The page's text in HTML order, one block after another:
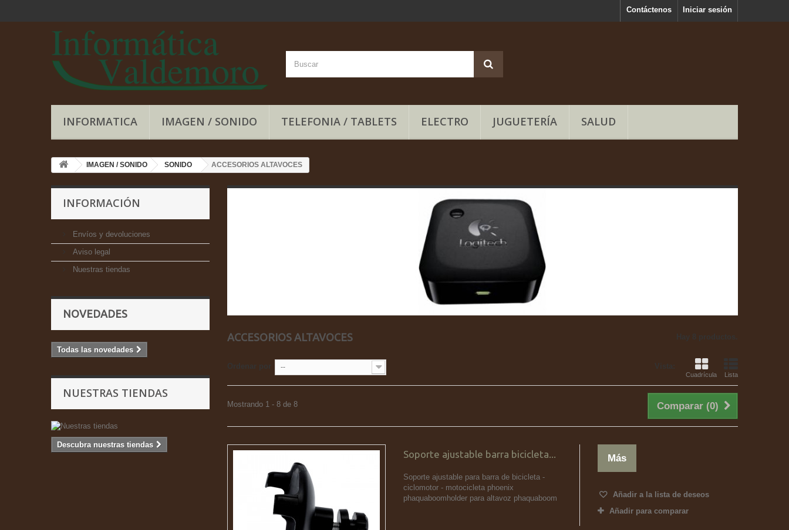
Iniciar sesión
Contáctenos
INFORMATICA IMAGEN / SONIDO TELEFONIA / TABLETS ELECTRO JUGUETERÍA SALUD
IMAGEN / SONIDO SONIDO ACCESORIOS ALTAVOCES
INFORMACIÓN
Envíos y devoluciones
Aviso legal
Nuestras tiendas
NOVEDADES
Todas las novedades
NUESTRAS TIENDAS
Descubra nuestras tiendas
ACCESORIOS ALTAVOCES
Cuadrícula Lista
--
Comparar (0)
Mostrando 1 - 8 de 8
Soporte ajustable barra bicicleta...
Soporte ajustable para barra de bicicleta -
ciclomotor - motocicleta phoenix
phaquaboomholder para altavoz phaquaboom
Más
Añadir a la lista de deseos
Añadir para comparar